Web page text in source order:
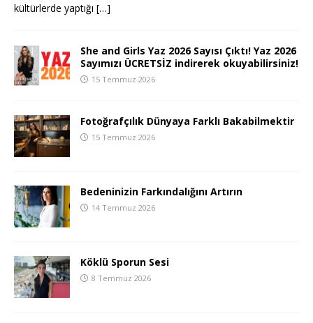
kültürlerde yaptığı […]
She and Girls Yaz 2026 Sayısı Çıktı! Yaz 2026
Sayımızı ÜCRETSİZ indirerek okuyabilirsiniz!
15 Temmuz 2026
Fotoğrafçılık Dünyaya Farklı Bakabilmektir
15 Temmuz 2026
Bedeninizin Farkındalığını Artırın
14 Temmuz 2026
Köklü Sporun Sesi
8 Temmuz 2026